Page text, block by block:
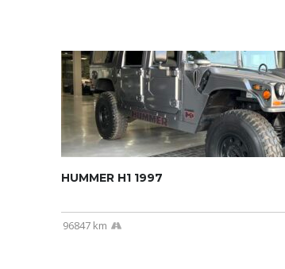
HUMMER H1 1997
96847 km